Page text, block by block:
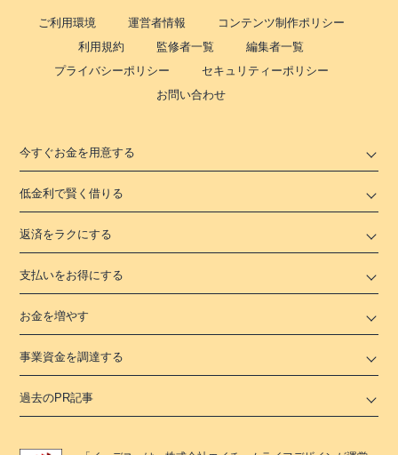
ご利用環境 運営者情報
コンテンツ制作ポリシー
利用規約
監修者一覧
編集者一覧
プライバシーポリシー
セキュリティーポリシー
お問い合わせ
今すぐお金を用意する
低金利で賢く借りる
返済をラクにする
支払いをお得にする
お金を増やす
事業資金を調達する
過去のPR記事